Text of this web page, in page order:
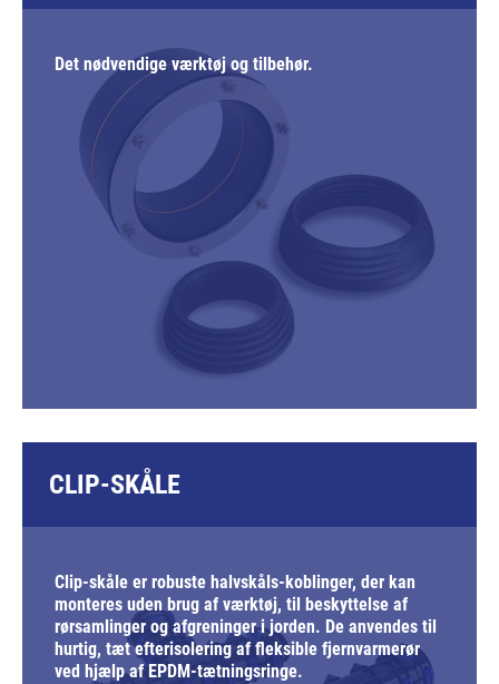
Det nødvendige værktøj og tilbehør.
CLIP-SKÅLE
Clip-skåle er robuste halvskåls-koblinger, der kan
monteres uden brug af værktøj, til beskyttelse af
rørsamlinger og afgreninger i jorden. De anvendes til
hurtig, tæt efterisolering af fleksible fjernvarmerør
ved hjælp af EPDM-tætningsringe.